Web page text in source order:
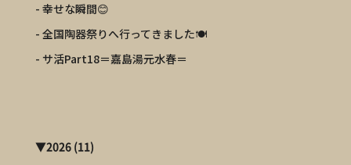
- 幸せな瞬間😊
- 全国陶器祭りへ行ってきました🍽️
- サ活Part18＝嘉島湯元水春＝
▼2026(11)